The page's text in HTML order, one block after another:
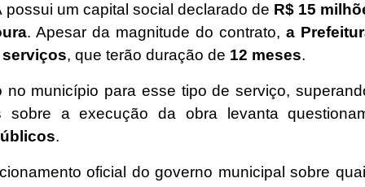
possui um capital social declarado de R$ 15
. Apesar da magnitude do contrato, a
, que terão duração de 12 meses.
município para esse tipo de serviço,
sobre a execução da obra levanta
.
oficial do governo municipal sobre